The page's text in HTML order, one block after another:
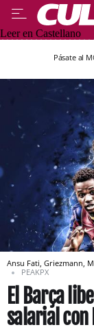
Leer en Castellano
Pásate al
Ansu Fati, Griezmann,
PEAKPX
El Barça
salarial con